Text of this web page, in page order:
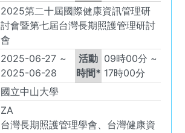
2025第二十屆國際健康資訊管理研
討會暨第七屆台灣長期照護管理研討
會
2025-06-27 ~
2025-06-28
活動
時間*
09時00
分 ~
17時00分
國立中山大學
ZA
台灣長期照護管理學會、台灣健康資